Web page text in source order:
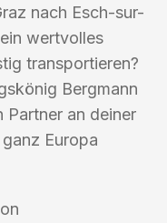
nach Esch-sur-
wertvolles
transportieren?
Bergmann
Partner an deiner
Europa